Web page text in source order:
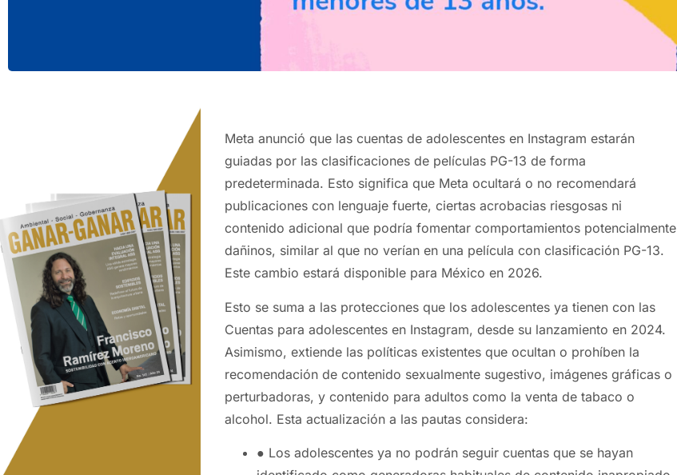
Meta anunció que las cuentas de adolescentes en Instagram estarán
guiadas por las clasificaciones de películas PG-13 de forma
predeterminada. Esto significa que Meta ocultará o no recomendará
publicaciones con lenguaje fuerte, ciertas acrobacias riesgosas ni
contenido adicional que podría fomentar comportamientos potencialmente
dañinos, similar al que no verían en una película con clasificación PG-13.
Este cambio estará disponible para México en 2026.
Esto se suma a las protecciones que los adolescentes ya tienen con las
Cuentas para adolescentes en Instagram, desde su lanzamiento en 2024.
Asimismo, extiende las políticas existentes que ocultan o prohíben la
recomendación de contenido sexualmente sugestivo, imágenes gráficas o
perturbadoras, y contenido para adultos como la venta de tabaco o
alcohol. Esta actualización a las pautas considera:
● Los adolescentes ya no podrán seguir cuentas que se hayan